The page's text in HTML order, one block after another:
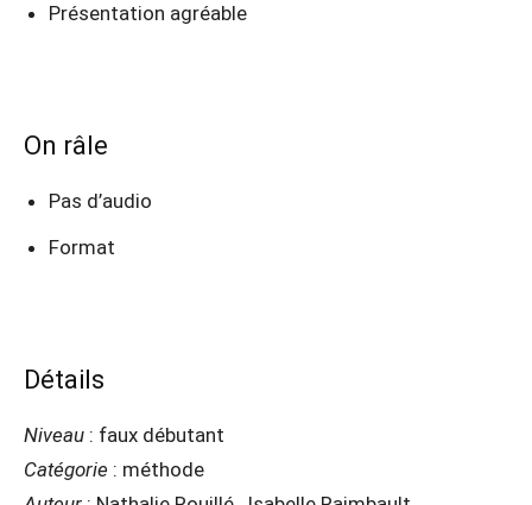
Présentation agréable
On râle
Pas d’audio
Format
Détails
Niveau : faux débutant
Catégorie : méthode